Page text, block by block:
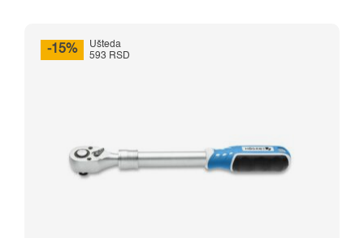
-15%
Ušteda
593 RSD